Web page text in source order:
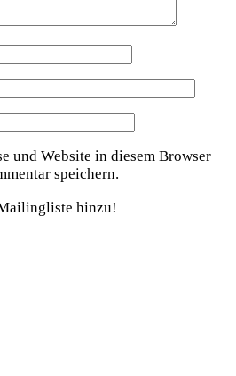
und Website in diesem Browser
speichern.
hinzu!